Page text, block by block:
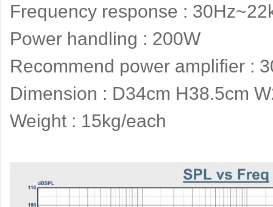
Frequency response :
Power handling : 200W
Recommend power amplifier :
Dimension : D34cm H38.5cm
Weight : 15kg/each